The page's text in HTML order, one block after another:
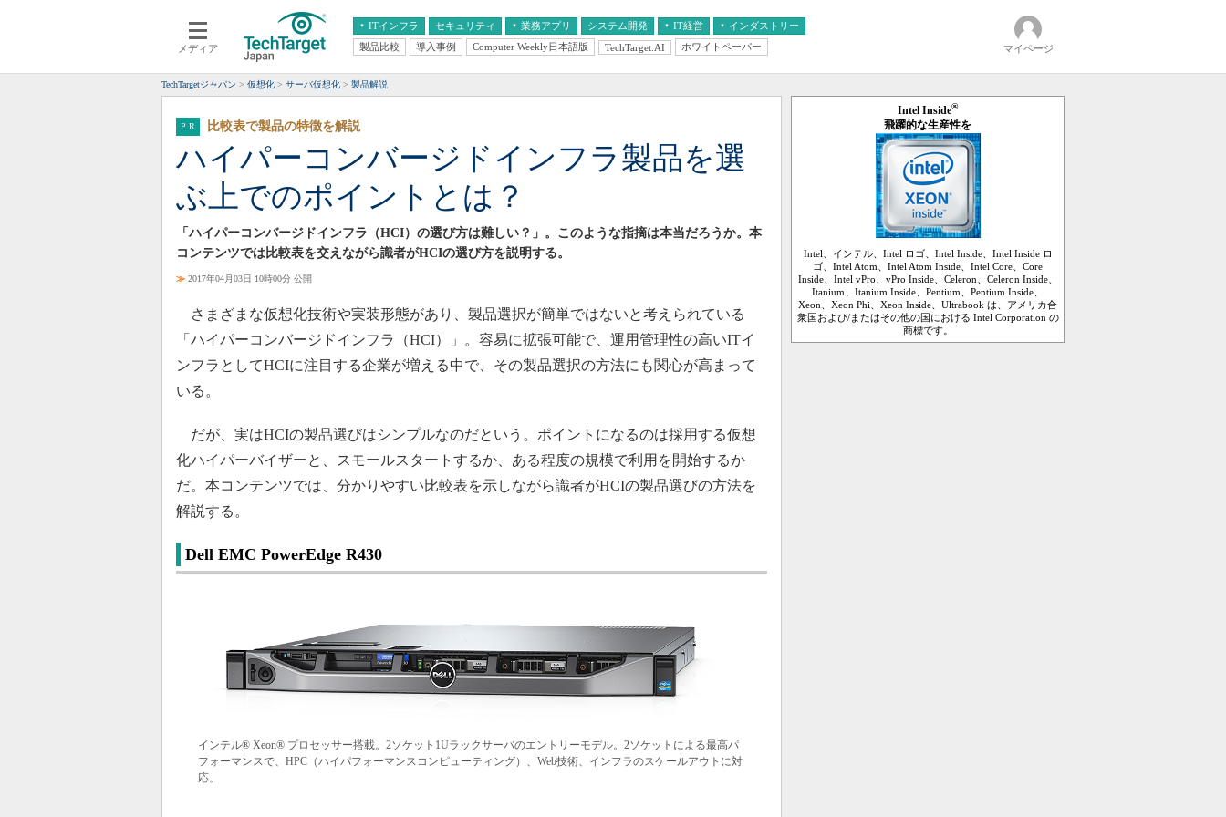
メディア
ITインフラ
クラウド
スマートモバイル
ネットワーク
システム運用管理
セキュリティ 業務アプリ
エンタープライズAI
ERP
CX
情報系システム
システム開発 IT経営
経営とIT
インダストリー
医療IT
製品比較 導入事例 Computer Weekly日本語版 TechTarget.AI ホワイトペーパー マイページ
TechTargetジャパン 仮想化 サーバ仮想化 製品解説
ハイパーコンバージドインフラ製品を選
ぶ上でのポイントとは？
比較表で製品の特徴を解説
「ハイパーコンバージドインフラ（HCI）の選び方は難しい？」。このような指摘は本当だろうか。本
コンテンツでは比較表を交えながら識者がHCIの選び方を説明する。
≫ 2017年04月03日 10時00分 公開
さまざまな仮想化技術や実装形態があり、製品選択が簡単ではないと考えられている
「ハイパーコンバージドインフラ（HCI）」。容易に拡張可能で、運用管理性の高いITイ
ンフラとしてHCIに注目する企業が増える中で、その製品選択の方法にも関心が高まって
いる。
だが、実はHCIの製品選びはシンプルなのだという。ポイントになるのは採用する仮想
化ハイパーバイザーと、スモールスタートするか、ある程度の規模で利用を開始するか
だ。本コンテンツでは、分かりやすい比較表を示しながら識者がHCIの製品選びの方法を
解説する。
Dell EMC PowerEdge R430
インテル® Xeon® プロセッサー搭載。2ソケット1Uラックサーバのエントリーモデル。2ソケットによる最高パ
フォーマンスで、HPC（ハイパフォーマンスコンピューティング）、Web技術、インフラのスケールアウトに対
応。
Intel Inside®
飛躍的な生産性を
Intel、インテル、Intel ロゴ、Intel Inside、Intel Inside ロ
ゴ、Intel Atom、Intel Atom Inside、Intel Core、Core
Inside、Intel vPro、vPro Inside、Celeron、Celeron Inside、
Itanium、Itanium Inside、Pentium、Pentium Inside、
Xeon、Xeon Phi、Xeon Inside、Ultrabook は、アメリカ合
衆国および/またはその他の国における Intel Corporation の
商標です。